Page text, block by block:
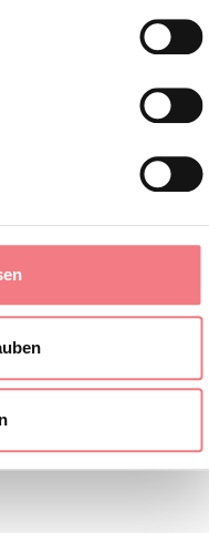
der Belluneser
für Ihren Urlaub